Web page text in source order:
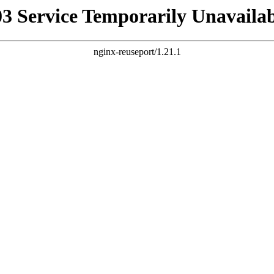
Service Temporarily
nginx-reuseport/1.21.1